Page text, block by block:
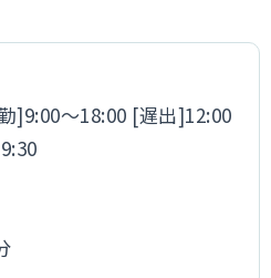
]9:00～18:00 [遅出]12:00